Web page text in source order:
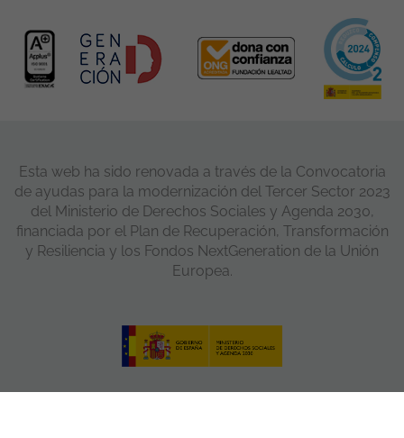
Esta web ha sido renovada a través de la Convocatoria
de ayudas para la modernización del Tercer Sector 2023
del Ministerio de Derechos Sociales y Agenda 2030,
financiada por el Plan de Recuperación, Transformación
y Resiliencia y los Fondos NextGeneration de la Unión
Europea.